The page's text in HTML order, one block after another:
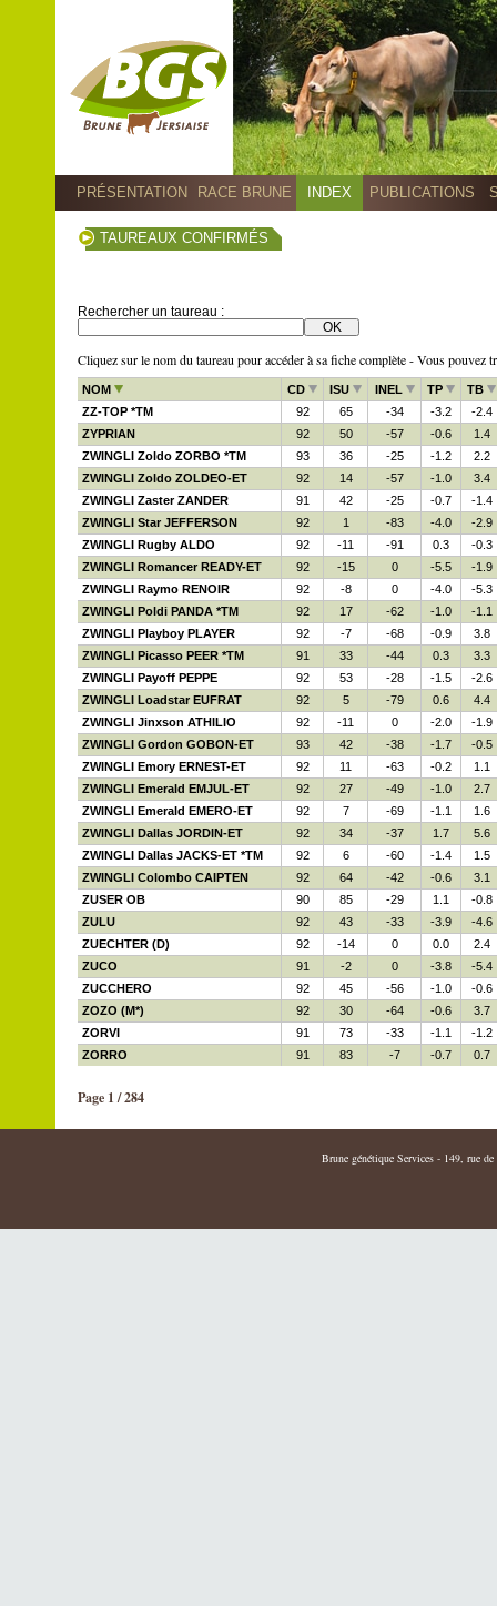
PRÉSENTATION RACE BRUNE INDEX PUBLICATIONS
TAUREAUX CONFIRMÉS
Rechercher un taureau :
Cliquez sur le nom du taureau pour accéder à sa fiche complète - Vous pouvez
NOM CD ISU INEL TP
TB
ZZ-TOP *TM
92 65 -34 -3.2
-2.4
ZYPRIAN
92 50 -57 -0.6
1.4
ZWINGLI Zoldo ZORBO *TM
93 36 -25 -1.2
2.2
ZWINGLI Zoldo ZOLDEO-ET
92 14 -57 -1.0
3.4
ZWINGLI Zaster ZANDER
91 42 -25 -0.7
-1.4
ZWINGLI Star JEFFERSON
92 1 -83 -4.0
-2.9
ZWINGLI Rugby ALDO
92 -11 -91 0.3
-0.3
ZWINGLI Romancer READY-ET
92 -15 0 -5.5
-1.9
ZWINGLI Raymo RENOIR
92 -8 0 -4.0
-5.3
ZWINGLI Poldi PANDA *TM
92 17 -62 -1.0
-1.1
ZWINGLI Playboy PLAYER
92 -7 -68 -0.9
3.8
ZWINGLI Picasso PEER *TM
91 33 -44 0.3
3.3
ZWINGLI Payoff PEPPE
92 53 -28 -1.5
-2.6
ZWINGLI Loadstar EUFRAT
92 5 -79 0.6
4.4
ZWINGLI Jinxson ATHILIO
92 -11 0 -2.0
-1.9
ZWINGLI Gordon GOBON-ET
93 42 -38 -1.7
-0.5
ZWINGLI Emory ERNEST-ET
92 11 -63 -0.2
1.1
ZWINGLI Emerald EMJUL-ET
92 27 -49 -1.0
2.7
ZWINGLI Emerald EMERO-ET
92 7 -69 -1.1
1.6
ZWINGLI Dallas JORDIN-ET
92 34 -37 1.7
5.6
ZWINGLI Dallas JACKS-ET *TM
92 6 -60 -1.4
1.5
ZWINGLI Colombo CAIPTEN
92 64 -42 -0.6
3.1
ZUSER OB
90 85 -29 1.1
-0.8
ZULU
92 43 -33 -3.9
-4.6
ZUECHTER (D)
92 -14 0 0.0
2.4
ZUCO
91 -2 0 -3.8
-5.4
ZUCCHERO
92 45 -56 -1.0
-0.6
ZOZO (M*)
92 30 -64 -0.6
3.7
ZORVI
91 73 -33 -1.1
-1.2
ZORRO
91 83 -7 -0.7 0.7
Page 1 / 284
Brune génétique Services - 149, rue